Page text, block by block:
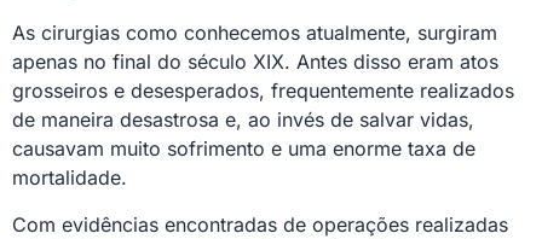
As cirurgias como conhecemos atualmente, surgiram
apenas no final do século XIX. Antes disso eram atos
grosseiros e desesperados, frequentemente realizados
de maneira desastrosa e, ao invés de salvar vidas,
causavam muito sofrimento e uma enorme taxa de
mortalidade.
Com evidências encontradas de operações realizadas